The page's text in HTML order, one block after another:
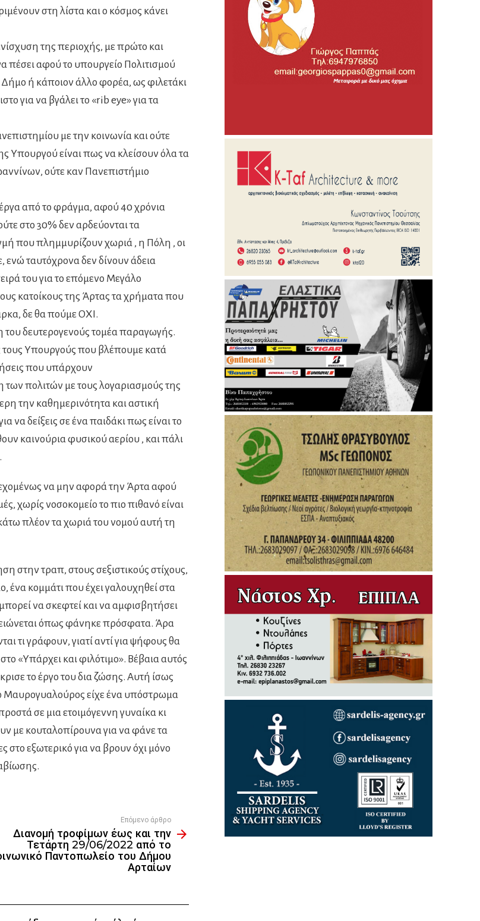
στη λίστα και ο κόσμος κάνει
της περιοχής, με πρώτο και
πέσει αφού το υπουργείο Πολιτισμού
ή κάποιον άλλο φορέα, ως φιλετάκι
για να βγάλει το «rib eye» για τα
με την κοινωνία και ούτε
Υπουργού είναι πως να κλείσουν όλα τα
ούτε καν Πανεπιστήμιο
έργα από το φράγμα, αφού 40 χρόνια
στο 30% δεν αρδεύονται τα
που πλημμυρίζουν χωριά , η Πόλη , οι
ενώ ταυτόχρονα δεν δίνουν άδεια
του για το επόμενο Μεγάλο
κατοίκους της Άρτας τα χρήματα που
δε θα πούμε ΟΧΙ.
του δευτερογενούς τομέα παραγωγής.
Υπουργούς που βλέπουμε κατά
που υπάρχουν
των πολιτών με τους λογαριασμούς της
την καθημερινότητα και αστική
να δείξεις σε ένα παιδάκι πως είναι το
καινούρια φυσικού αερίου , και πάλι
να μην αφορά την Άρτα αφού
χωρίς νοσοκομείο το πιο πιθανό είναι
πλέον τα χωριά του νομού αυτή τη
στην τραπ, στους σεξιστικούς στίχους,
ένα κομμάτι που έχει γαλουχηθεί στα
να σκεφτεί και να αμφισβητήσει
όπως φάνηκε πρόσφατα. Άρα
τι γράφουν, γιατί αντί για ψήφους θα
«Υπάρχει και φιλότιμο». Βέβαια αυτός
το έργο του δια ζώσης. Αυτή ίσως
ο Μαυρογυαλούρος είχε ένα υπόστρωμα
σε μια ετοιμόγεννη γυναίκα κι
με κουταλοπίρουνα για να φάνε τα
εξωτερικό για να βρουν όχι μόνο
Επόμενο άρθρο
Διανομή τροφίμων έως και την
Τετάρτη 29/06/2022 από το
Παντοπωλείο του Δήμου
Αρταίων